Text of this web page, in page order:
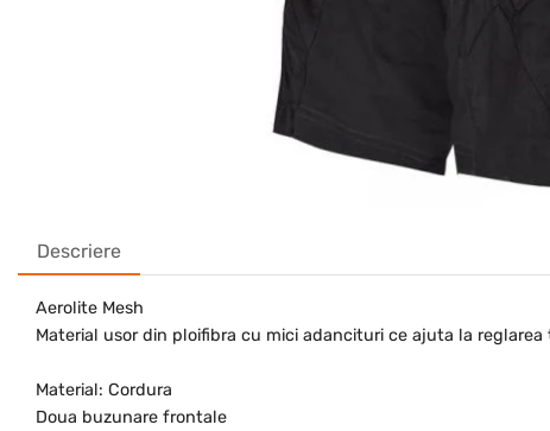
Descriere
Aerolite Mesh
Material usor din ploifibra cu mici adancituri ce ajuta la
Material: Cordura
Doua buzunare frontale